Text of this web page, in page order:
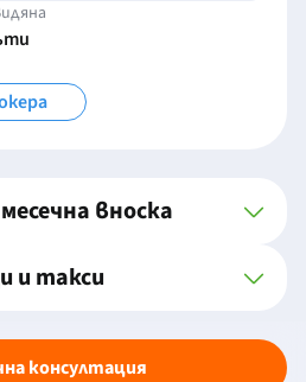
вноска
и такси
консултация